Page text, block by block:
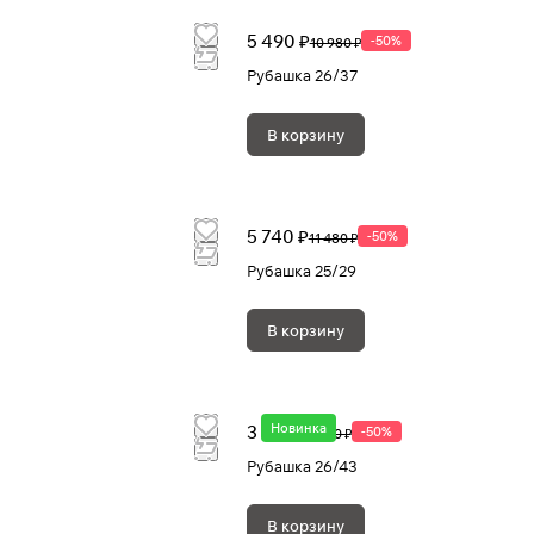
5 490 ₽10 980 ₽ -50%
Рубашка 26/37
В корзину
5 740 ₽11 480 ₽ -50%
Рубашка 25/29
В корзину
Новинка
3 890 ₽7 780 ₽ -50%
Рубашка 26/43
В корзину